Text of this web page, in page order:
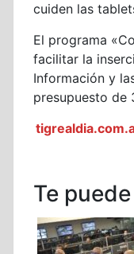
cuiden las
El programa
facilitar la
Información y
presupuesto de
Te